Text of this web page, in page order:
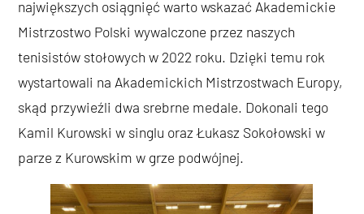
największych osiągnięć warto wskazać Akademickie
Mistrzostwo Polski wywalczone przez naszych
tenisistów stołowych w 2022 roku. Dzięki temu rok
wystartowali na Akademickich Mistrzostwach Europy,
skąd przywieźli dwa srebrne medale. Dokonali tego
Kamil Kurowski w singlu oraz Łukasz Sokołowski w
parze z Kurowskim w grze podwójnej.